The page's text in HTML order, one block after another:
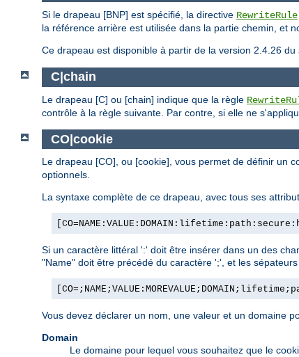
Si le drapeau [BNP] est spécifié, la directive RewriteRule
la référence arrière est utilisée dans la partie chemin, et
Ce drapeau est disponible à partir de la version 2.4.26 du
C|chain
Le drapeau [C] ou [chain] indique que la règle
contrôle à la règle suivante. Par contre, si elle ne
CO|cookie
Le drapeau [CO], ou [cookie], vous permet de définir un
optionnels.
La syntaxe complète de ce drapeau, avec tous ses
Si un caractère littéral ':' doit être insérer dans un des
"Name" doit être précédé du caractère ';', et les
Vous devez déclarer un nom, une valeur et un domaine
Domain
Le domaine pour lequel vous souhaitez que le